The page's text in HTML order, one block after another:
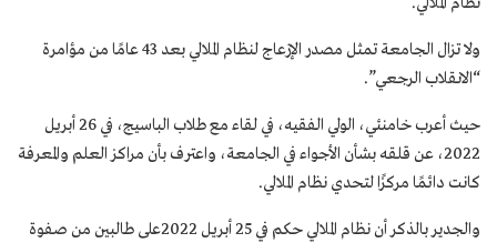
ولا تزال الجامعة تمثل مصدر الإزعاج لنظام الملالي بعد 43 عامًا من مؤامرة
“الانقلاب الرجعي”.
حيث أعرب خامنئي، الولي الفقيه، في لقاء مع طلاب الباسيج، في 26 أبريل
2022، عن قلقه بشأن الأجواء في الجامعة، واعترف بأن مراكز العلم والمعرفة
كانت دائمًا مركزًا لتحدي نظام الملالي.
والجدير بالذكر أن نظام الملالي حكم في 25 أبريل 2022على طالبين من صفوة